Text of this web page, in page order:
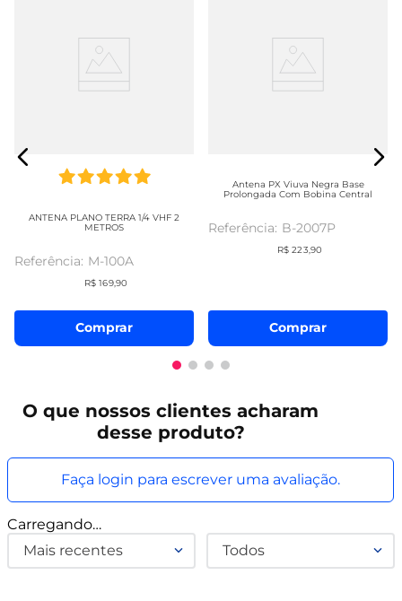
ANTENA PLANO TERRA 1/4 VHF 2
METROS
M-100A
R$ 169,90
Comprar
Antena PX Viuva Negra Base
Prolongada Com Bobina Central
B-2007P
R$ 223,90
Comprar
O que nossos clientes acharam
desse produto?
Carregando…
Faça login para escrever uma avaliação.
Mais recentes Todos